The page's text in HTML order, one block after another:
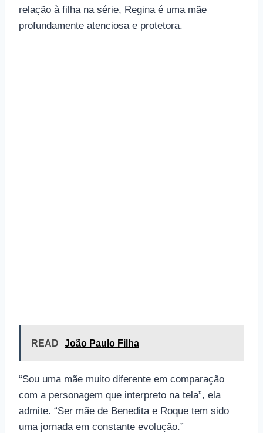
relação à filha na série, Regina é uma mãe
profundamente atenciosa e protetora.
READ João Paulo Filha
“Sou uma mãe muito diferente em comparação
com a personagem que interpreto na tela”, ela
admite. “Ser mãe de Benedita e Roque tem sido
uma jornada em constante evolução.”